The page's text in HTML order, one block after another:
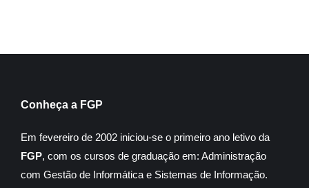
Conheça a FGP
Em fevereiro de 2002 iniciou-se o primeiro ano letivo da
FGP, com os cursos de graduação em: Administração
com Gestão de Informática e Sistemas de Informação.